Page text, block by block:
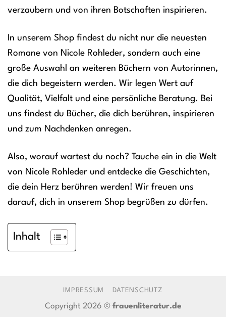
verzaubern und von ihren Botschaften inspirieren.
In unserem Shop findest du nicht nur die neuesten
Romane von Nicole Rohleder, sondern auch eine
große Auswahl an weiteren Büchern von Autorinnen,
die dich begeistern werden. Wir legen Wert auf
Qualität, Vielfalt und eine persönliche Beratung. Bei
uns findest du Bücher, die dich berühren, inspirieren
und zum Nachdenken anregen.
Also, worauf wartest du noch? Tauche ein in die Welt
von Nicole Rohleder und entdecke die Geschichten,
die dein Herz berühren werden! Wir freuen uns
darauf, dich in unserem Shop begrüßen zu dürfen.
Inhalt
IMPRESSUM DATENSCHUTZ
Copyright 2026 © frauenliteratur.de